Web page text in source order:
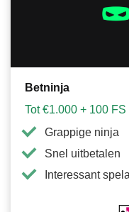
Betninja
Tot €1.000 + 100 FS
Grappige ninja
Snel uitbetalen
Interessant